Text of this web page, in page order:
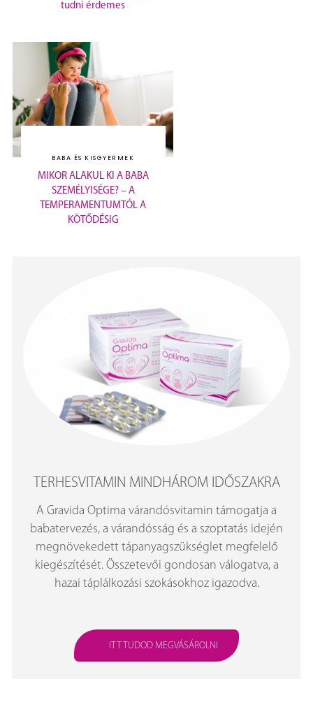
tudni érdemes
BABA ÉS KISGYERMEK
MIKOR ALAKUL KI A BABA
SZEMÉLYISÉGE? – A
TEMPERAMENTUMTÓL A
KÖTŐDÉSIG
TERHESVITAMIN MINDHÁROM IDŐSZAKRA
A Gravida Optima várandósvitamin támogatja a
babatervezés, a várandósság és a szoptatás idején
megnövekedett tápanyagszükséglet megfelelő
kiegészítését. Összetevői gondosan válogatva, a
hazai táplálkozási szokásokhoz igazodva.
ITT TUDOD MEGVÁSÁROLNI